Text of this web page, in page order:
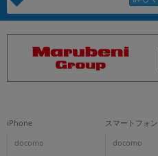
iPhone
docomo
スマートフォン
docomo